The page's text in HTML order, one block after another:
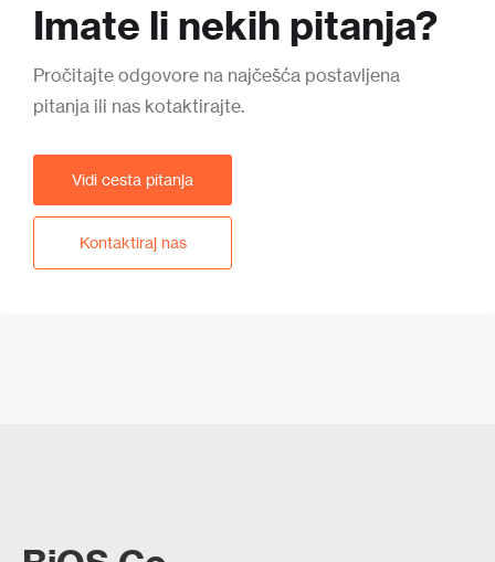
Imate li nekih pitanja?
Pročitajte odgovore na najčešća postavljena
pitanja ili nas kotaktirajte.
Vidi cesta pitanja
Kontaktiraj nas